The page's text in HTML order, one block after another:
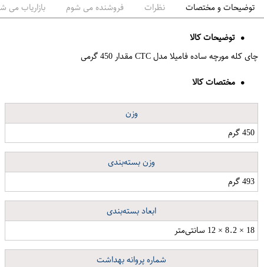
توضیحات و مختصات نظرات فروشنده می شوم بازاریاب می
توضیحات کالا
چای کله مورچه ساده فامیلا مدل CTC مقدار 450 گرمی
مختصات کالا
وزن
450 گرم
وزن بسته‌بندی
493 گرم
ابعاد بسته‌بندی
18 × 8.2 × 12 سانتی‌متر
شماره پروانه بهداشت